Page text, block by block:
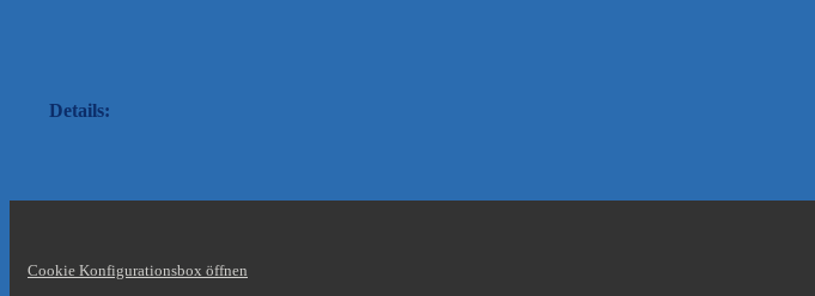
Details:
Cookie Konfigurationsbox öffnen